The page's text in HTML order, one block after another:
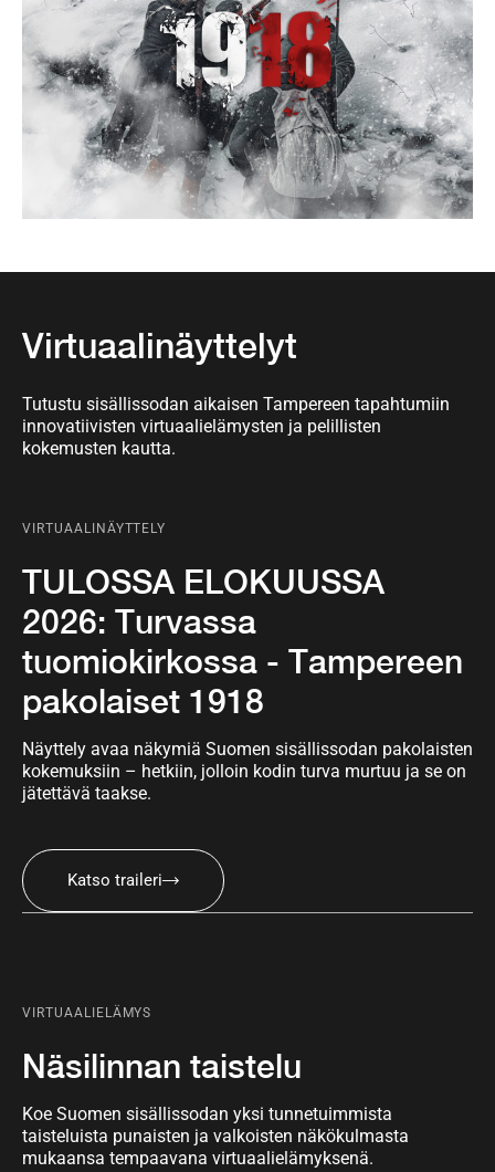
Virtuaalinäyttelyt
Tutustu sisällissodan aikaisen Tampereen tapahtumiin
innovatiivisten virtuaalielämysten ja pelillisten
kokemusten kautta.
VIRTUAALINÄYTTELY
TULOSSA ELOKUUSSA
2026: Turvassa
tuomiokirkossa - Tampereen
pakolaiset 1918
Näyttely avaa näkymiä Suomen sisällissodan pakolaisten
kokemuksiin – hetkiin, jolloin kodin turva murtuu ja se on
jätettävä taakse.
Katso traileri
VIRTUAALIELÄMYS
Näsilinnan taistelu
Koe Suomen sisällissodan yksi tunnetuimmista
taisteluista punaisten ja valkoisten näkökulmasta
mukaansa tempaavana virtuaalielämyksenä.